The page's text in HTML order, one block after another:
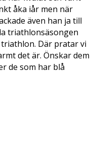
åka iår men när
även han ja till
triathlonsäsongen
Där pratar vi
det är. Önskar dem
de som har blå